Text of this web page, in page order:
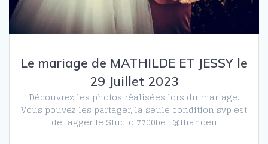
Le mariage de MATHILDE ET JESSY le
29 Juillet 2023
Découvrez les photos réalisées lors du mariage.
Vous pouvez les partager, la seule condition svp est
de tagger le Studio 7700be : @fhanoeu